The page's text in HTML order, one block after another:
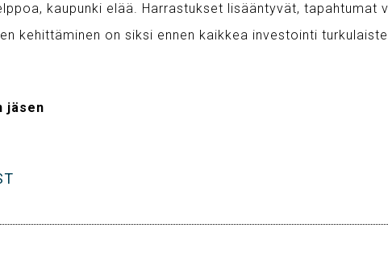
kaupunki elää. Harrastukset lisääntyvät, tapahtumat
kehittäminen on siksi ennen kaikkea investointi
jäsen